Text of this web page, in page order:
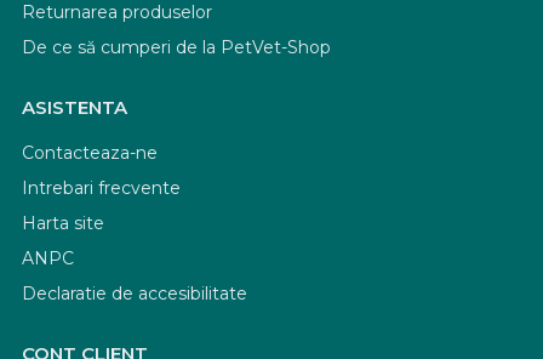
Returnarea produselor
De ce să cumperi de la PetVet-Shop
ASISTENTA
Contacteaza-ne
Intrebari frecvente
Harta site
ANPC
Declaratie de accesibilitate
CONT CLIENT